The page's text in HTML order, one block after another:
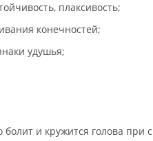
плаксивость;
конечностей;
удушья;
и кружится голова при